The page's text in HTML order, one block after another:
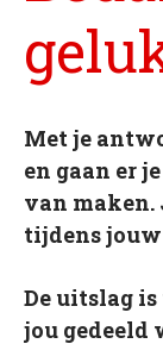
Met je
en gaan er
van maken.
tijdens jouw
De uitslag
jou gedeeld